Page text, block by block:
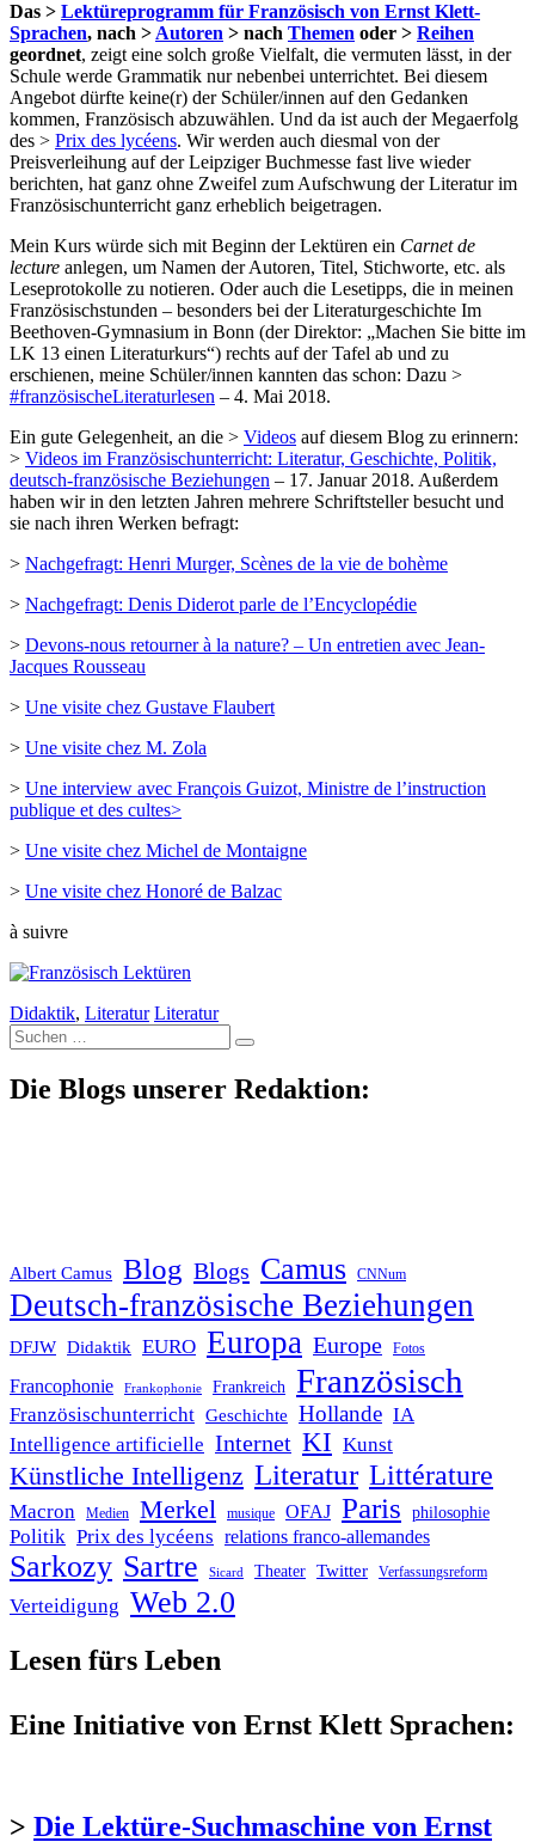
Das > Lektüreprogramm für Französisch von Ernst Klett-
Sprachen, nach >Autoren > nach Themen oder > Reihen
geordnet, zeigt eine solch große Vielfalt, die vermuten lässt, in der
Schule werde Grammatik nur nebenbei unterrichtet. Bei diesem
Angebot dürfte keine(r) der Schüler/innen auf den Gedanken
kommen, Französisch abzuwählen. Und da ist auch der Megaerfolg
des > Prix des lycéens. Wir werden auch diesmal von der
Preisverleihung auf der Leipziger Buchmesse fast live wieder
berichten, hat ganz ohne Zweifel zum Aufschwung der Literatur im
Französischunterricht ganz erheblich beigetragen.
Mein Kurs würde sich mit Beginn der Lektüren ein Carnet de
lecture anlegen, um Namen der Autoren, Titel, Stichworte, etc. als
Leseprotokolle zu notieren. Oder auch die Lesetipps, die in meinen
Französischstunden – besonders bei der Literaturgeschichte Im
Beethoven-Gymnasium in Bonn (der Direktor: „Machen Sie bitte im
LK 13 einen Literaturkurs“) rechts auf der Tafel ab und zu
erschienen, meine Schüler/innen kannten das schon: Dazu >
#französischeLiteraturlesen – 4. Mai 2018.
Ein gute Gelegenheit, an die > Videos auf diesem Blog zu erinnern:
> Videos im Französischunterricht: Literatur, Geschichte, Politik,
deutsch-französische Beziehungen – 17. Januar 2018. Außerdem
haben wir in den letzten Jahren mehrere Schriftsteller besucht und
sie nach ihren Werken befragt:
> Nachgefragt: Henri Murger, Scènes de la vie de bohème
> Nachgefragt: Denis Diderot parle de l’Encyclopédie
> Devons-nous retourner à la nature? – Un entretien avec Jean-
Jacques Rousseau
> Une visite chez Gustave Flaubert
> Une visite chez M. Zola
> Une interview avec François Guizot, Ministre de l’instruction
publique et des cultes>
> Une visite chez Michel de Montaigne
> Une visite chez Honoré de Balzac
à suivre
Didaktik, Literatur Literatur
Suche
nach:
Die Blogs unserer Redaktion:
Albert Camus Blog Blogs Camus CNNum
Deutsch-französische Beziehungen
DFJW Didaktik EURO Europa Europe Fotos
Francophonie Frankophonie Frankreich Französisch
Französischunterricht Geschichte Hollande IA
Intelligence artificielle Internet KI Kunst
Künstliche Intelligenz Literatur Littérature
Macron Medien Merkel musique OFAJ Paris philosophie
Politik Prix des lycéens relations franco-allemandes
Sarkozy Sartre Sicard Theater Twitter Verfassungsreform
Verteidigung Web 2.0
Lesen fürs Leben
Eine Initiative von Ernst Klett Sprachen:
> Die Lektüre-Suchmaschine von Ernst